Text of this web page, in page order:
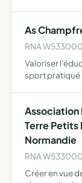
As
RNA
Valoriser
sport pratiqué
Association
Terre Petits
Normandie
RNA
Créer en vue